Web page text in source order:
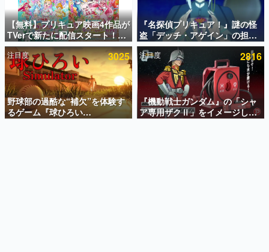
アプリセール情報
インタビュー
連載・特集一覧
殿堂入り記事
SNS拡散数が数千以上！ ページビュー数万以上！ などな
ど。多くの人々に読まれた、電ファミ渾身の“殿堂入り”記
事をまとめました。
【無料】プリキュア映画4作品が
TVerで新たに配信スタート！な
んと2018年～2024年の映画ほぼ
すべてが見放題に、ぶっちゃけ
ありえないラインナップ
『名探偵プリキュア！』謎の怪
盗「デッチ・アゲイン」の担当
キャストは天﨑滉平さんと判
明。『Re:ゼロから始める異世
界生活』オットー役、『ヒプノ
シスマイク』山田三郎役など
注目度 3025
野球部の過酷な“補欠”を体験す
るゲーム『球ひろい
Simulator』が「1件」のウィッ
注目度 2816
『機動戦士ガンダム』の「シャ
ア専用ザクⅡ」をイメージした
散水ホースリールが予約開始。